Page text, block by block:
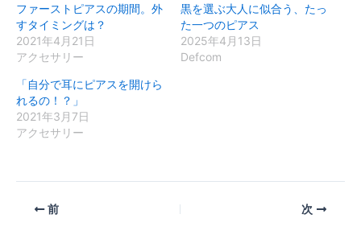
ファーストピアスの期間。外
すタイミングは？
2021年4月21日
アクセサリー
黒を選ぶ大人に似合う、たっ
た一つのピアス
2025年4月13日
Defcom
「自分で耳にピアスを開けら
れるの！？」
2021年3月7日
アクセサリー
前 次